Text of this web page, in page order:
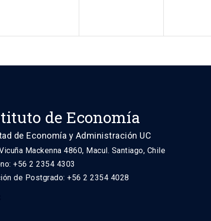
de Economía
de Economía y Administración UC
Mackenna 4860, Macul. Santiago, Chile
+56 2 2354 4303
de Postgrado: +56 2 2354 4028